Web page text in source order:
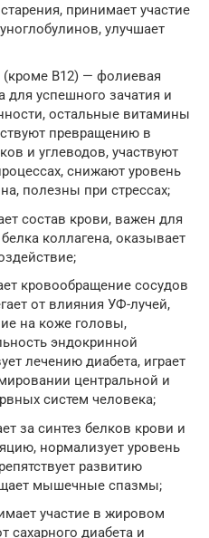
принимает участие
улучшает
В12) — фолиевая
для успешного зачатия и
остальные витамины
превращению в
и углеводов, участвуют
снижают уровень
полезны при стрессах;
состав крови, важен для
коллагена, оказывает
кровообращение сосудов
от влияния УФ-лучей,
на коже головы,
эндокринной
лечению диабета, играет
центральной и
систем человека;
за синтез белков крови и
нормализует уровень
развитию
мышечные спазмы;
участие в жировом
сахарного диабета и